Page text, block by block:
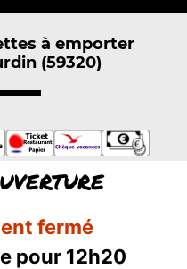
à emporter
(59320)
fermé
pour 12h20